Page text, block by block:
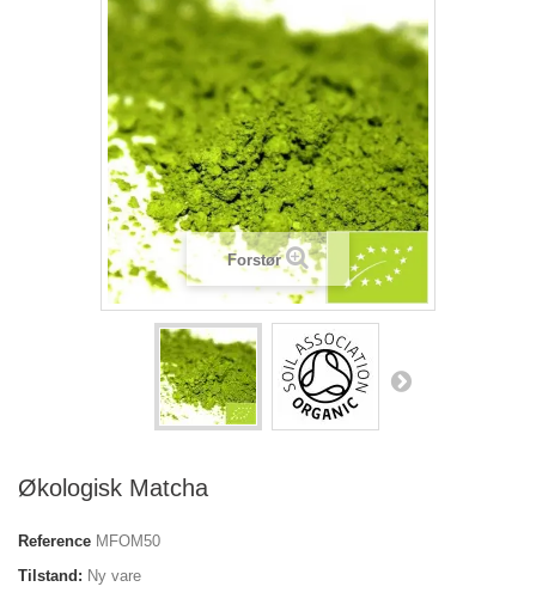
Forstør
Økologisk Matcha
Reference MFOM50
Tilstand: Ny vare